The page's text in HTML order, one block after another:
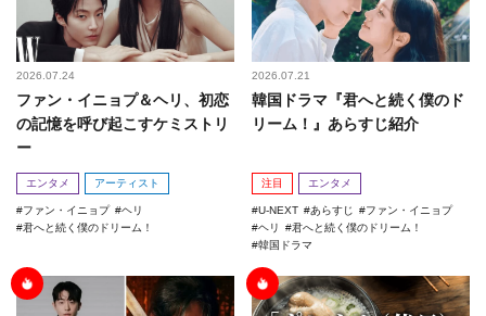
2026.07.24
ファン・イニョプ＆ヘリ、初恋
の記憶を呼び起こすケミストリ
ー
エンタメ アーティスト
ファン・イニョプ
ヘリ
君へと続く僕のドリーム！
2026.07.21
韓国ドラマ『君へと続く僕のド
リーム！』あらすじ紹介
注目 エンタメ
U-NEXT あらすじ
ファン・イニョプ
ヘリ
君へと続く僕のドリーム！
韓国ドラマ